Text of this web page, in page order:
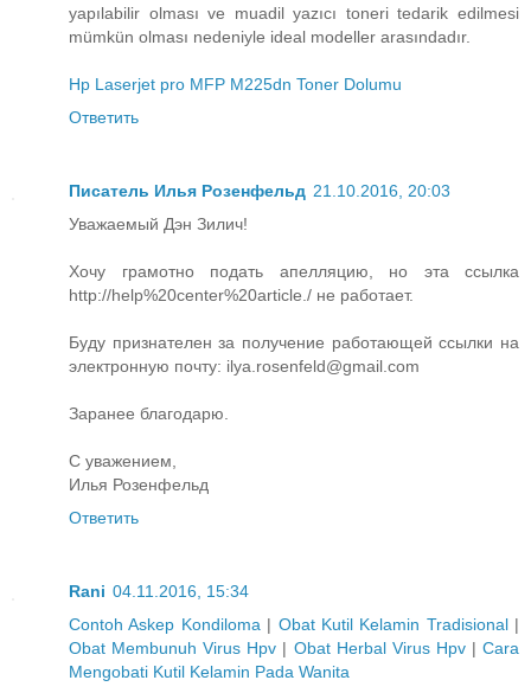
yapılabilir olması ve muadil yazıcı toneri tedarik edilmesi
mümkün olması nedeniyle ideal modeller arasındadır.
Hp Laserjet pro MFP M225dn Toner Dolumu
Ответить
Писатель Илья Розенфельд 21.10.2016, 20:03
Уважаемый Дэн Зилич!
Хочу грамотно подать апелляцию, но эта ссылка
http://help%20center%20article./ не работает.
Буду признателен за получение работающей ссылки на
электронную почту: ilya.rosenfeld@gmail.com
Заранее благодарю.
С уважением,
Илья Розенфельд
Ответить
Rani 04.11.2016, 15:34
Contoh Askep Kondiloma | Obat Kutil Kelamin Tradisional|
Obat Membunuh Virus Hpv | Obat Herbal Virus Hpv|Cara
Mengobati Kutil Kelamin Pada Wanita